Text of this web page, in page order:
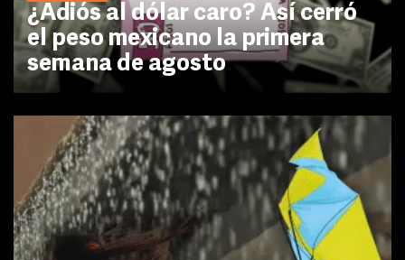
¿Adiós al dólar caro? Así cerró
el peso mexicano la primera
semana de agosto